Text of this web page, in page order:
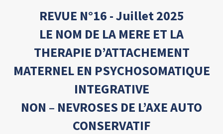
REVUE N°16 - Juillet 2025
LE NOM DE LA MERE ET LA
THERAPIE D’ATTACHEMENT
MATERNEL EN PSYCHOSOMATIQUE
INTEGRATIVE
NON – NEVROSES DE L’AXE AUTO
CONSERVATIF